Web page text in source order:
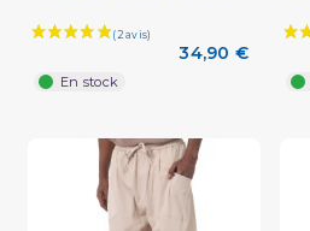
34,90 €
En stock